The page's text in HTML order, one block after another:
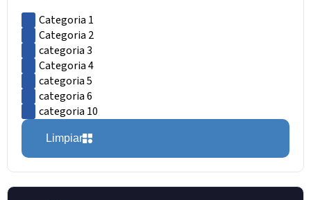
Categoria 1
Categoria 2
categoria 3
Categoria 4
categoria 5
categoria 6
categoria 10
Limpiar